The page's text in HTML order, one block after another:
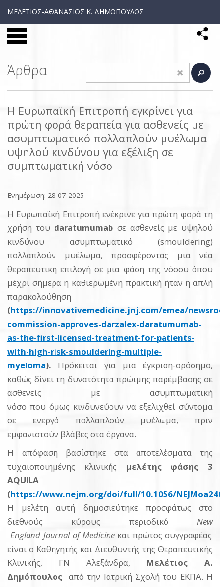
ΜΕΛΕΤΙΟΣ-ΑΘΑΝΑΣΙΟΣ Κ. ΔΗΜΟΠΟΥΛΟΣ
Άρθρα
Η Ευρωπαϊκή Επιτροπή εγκρίνει για
πρώτη φορά θεραπεία για ασθενείς με
ασυμπτωματικό πολλαπλούν μυέλωμα
υψηλού κινδύνου για εξέλιξη σε
συμπτωματική νόσο
Ενημέρωση: 28-07-2025
Η Ευρωπαϊκή Επιτροπή ενέκρινε για πρώτη φορά τη
χρήση του daratumumab σε ασθενείς με υψηλού
κινδύνου ασυμπτωματικό (smouldering)
πολλαπλούν μυέλωμα, προσφέροντας μια νέα
θεραπευτική επιλογή σε μια φάση της νόσου όπου
μέχρι σήμερα η καθιερωμένη πρακτική ήταν η απλή
παρακολούθηση
(https://innovativemedicine.jnj.com/emea/
commission-approves-darzalex-daratumumab-
as-the-first-licensed-treatment-for-patients-
with-high-risk-smouldering-multiple-
myeloma). Πρόκειται για μια έγκριση-ορόσημο,
καθώς δίνει τη δυνατότητα πρώιμης παρέμβασης σε
ασθενείς με ασυμπτωματική
νόσο που όμως κινδυνεύουν να εξελιχθεί σύντομα
σε ενεργό πολλαπλούν μυέλωμα, πριν
εμφανιστούν βλάβες στα όργανα.
Η απόφαση βασίστηκε στα αποτελέσματα της
τυχαιοποιημένης κλινικής μελέτης φάσης 3
AQUILA
(https://www.nejm.org/doi/full/10.1056/
Η μελέτη αυτή
δημοσιεύτηκε προσφάτως στο
διεθνούς κύρους περιοδικό New
England Journal of Medicineκαι πρώτος συγγραφέας
είναι ο Καθηγητής και Διευθυντής της Θεραπευτικής
Κλινικής, ΓΝ Αλεξάνδρα, Μελέτιος Α.
Δημόπουλος από την Ιατρική Σχολή του ΕΚΠΑ. Η